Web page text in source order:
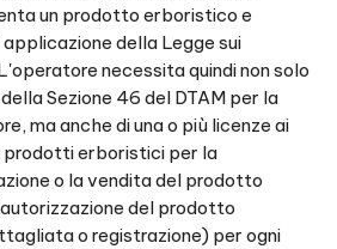
un prodotto erboristico e
della Legge sui
necessita quindi non solo
Sezione 46 del DTAM per la
ma anche di una o più licenze ai
prodotti erboristici per la
o la vendita del prodotto
del prodotto
o registrazione) per ogni